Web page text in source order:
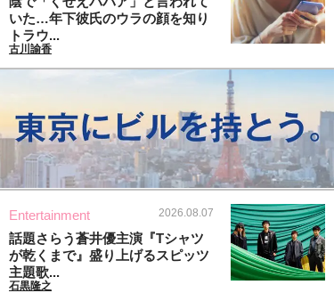
いた…年下彼氏のウラの顔を知り
トラウ...
古川諭香
Entertainment 2026.08.07
話題さらう蒼井優主演『Tシャツ
が乾くまで』盛り上げるスピッツ
主題歌...
石黒隆之